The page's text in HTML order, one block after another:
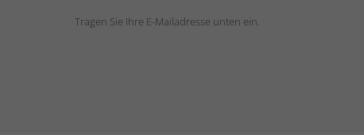
Tragen Sie Ihre E-Mailadresse unten ein.